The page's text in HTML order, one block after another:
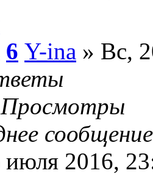
6 Y-ina » Вс,
Просмотры
2016,